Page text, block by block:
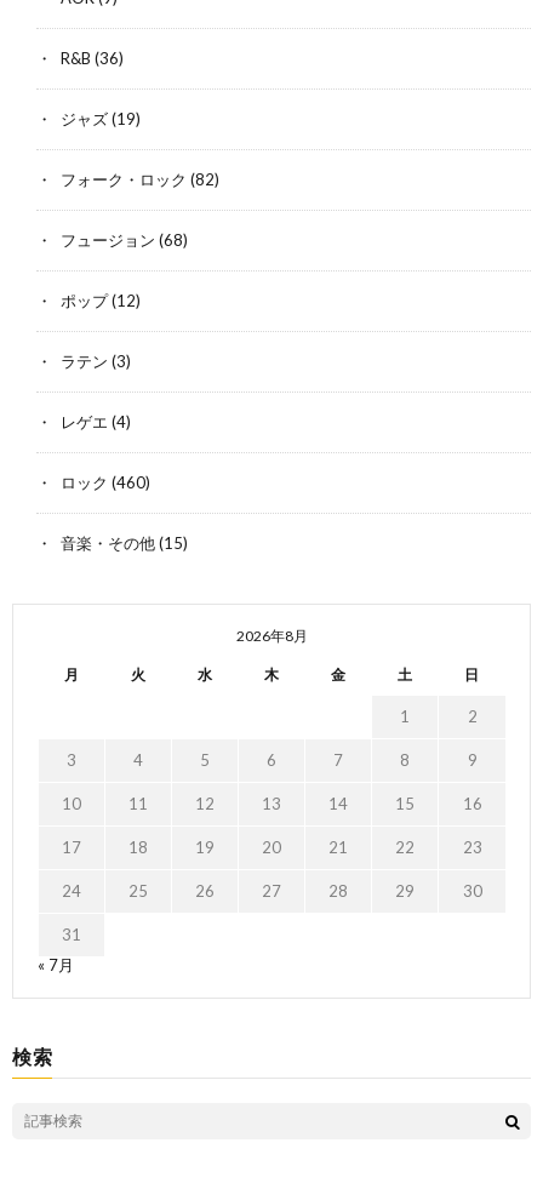
R&B (36)
ジャズ(19)
フォーク・ロック (82)
フュージョン (68)
ポップ(12)
ラテン (3)
レゲエ (4)
ロック (460)
音楽・その他(15)
2026年8月
月 火 水 木 金 土 日
1 2
3 4 5 6 7 8 9
10 11 12 13 14 15 16
17 18 19 20 21 22 23
24 25 26 27 28 29 30
31
« 7月
検索